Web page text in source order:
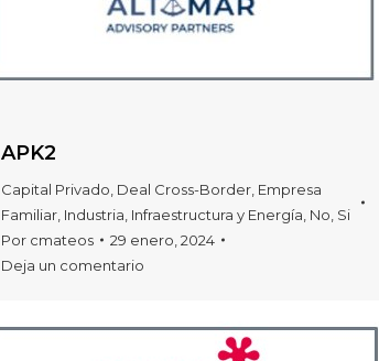
APK2
Capital Privado Deal Cross-Border Empresa
Familiar Industria Infraestructura y Energía No Si
Por cmateos
29 enero, 2024
Deja un comentario